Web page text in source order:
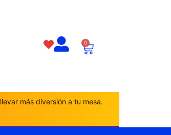
0
más diversión a tu mesa.